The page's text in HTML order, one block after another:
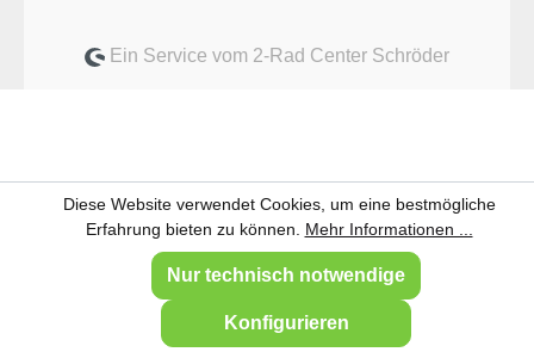
Ein Service vom 2-Rad Center Schröder
Diese Website verwendet Cookies, um eine bestmögliche
Erfahrung bieten zu können. Mehr Informationen ...
Nur technisch notwendige
Konfigurieren